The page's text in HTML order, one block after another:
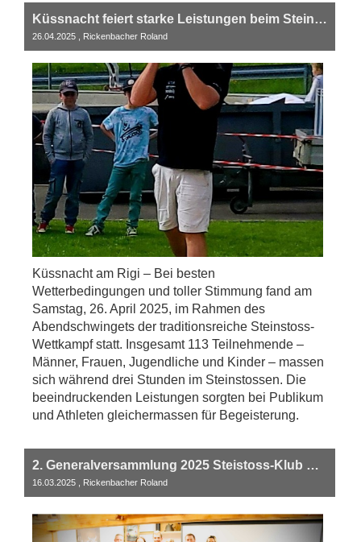
Küssnacht feiert starke Leistungen beim Steinstoss-Wettkampf am Abendschwinget
26.04.2025 , Rickenbacher Roland
Küssnacht am Rigi – Bei besten
Wetterbedingungen und toller Stimmung fand am
Samstag, 26. April 2025, im Rahmen des
Abendschwingets der traditionsreiche Steinstoss-
Wettkampf statt. Insgesamt 113 Teilnehmende –
Männer, Frauen, Jugendliche und Kinder – massen
sich während drei Stunden im Steinstossen. Die
beeindruckenden Leistungen sorgten bei Publikum
und Athleten gleichermassen für Begeisterung.
2. Generalversammlung 2025 Steistoss-Klub Küssnacht am Rigi
16.03.2025 , Rickenbacher Roland